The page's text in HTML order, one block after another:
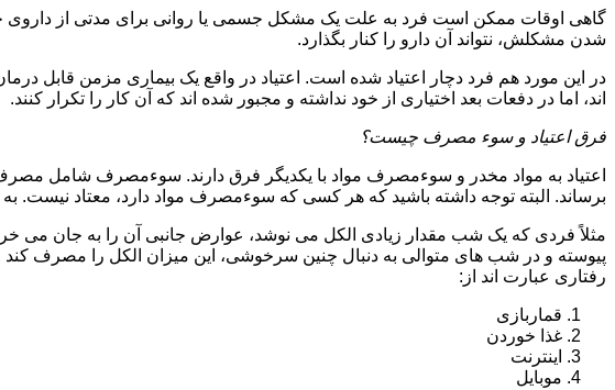
گاهی اوقات ممکن است فرد به علت یک مشکل جسمی یا روانی برای مدتی از داروی
شدن مشکلش، نتواند آن دارو را کنار بگذارد.
در این مورد هم فرد دچار اعتیاد شده است. اعتیاد در واقع یک بیماری مزمن قابل
اند، اما در دفعات بعد اختیاری از خود نداشته و مجبور شده اند که آن کار را تکرار کنند.
فرق اعتیاد و سوء مصرف چیست؟
اعتیاد به مواد مخدر و سوءمصرف مواد با یکدیگر فرق دارند. سوءمصرف شامل
برساند. البته توجه داشته باشید که هر کسی که سوءمصرف مواد دارد، معتاد نیست. به
مثلاً فردی که یک شب مقدار زیادی الکل می نوشد، عوارض جانبی آن را به جان می
پیوسته و در شب های متوالی به دنبال چنین سرخوشی، این میزان الکل را مصرف کند و
رفتاری عبارت اند از:
قماربازی
غذا خوردن
اینترنت
موبایل